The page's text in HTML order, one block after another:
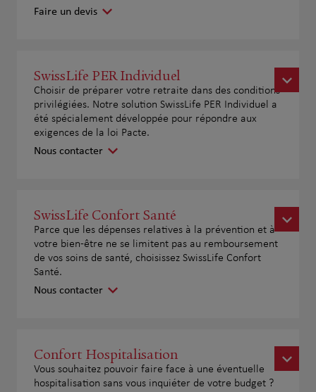
Faire un devis
SwissLife PER Individuel
Choisir de préparer votre retraite dans des conditions
privilégiées. Notre solution SwissLife PER Individuel a
été spécialement développée pour répondre aux
exigences de la loi Pacte.
Nous contacter
SwissLife Confort Santé
Parce que les dépenses relatives à la prévention et à
votre bien-être ne se limitent pas au remboursement
de vos soins de santé, choisissez SwissLife Confort
Santé.
Nous contacter
Confort Hospitalisation
Vous souhaitez pouvoir faire face à une éventuelle
hospitalisation sans vous inquiéter de votre budget ?